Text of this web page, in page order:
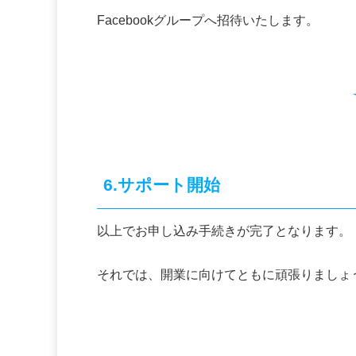
Facebookグループへ招待いたします。
6.サポート開始
以上でお申し込み手続きが完了となります。
それでは、開業に向けてともに頑張りましょ